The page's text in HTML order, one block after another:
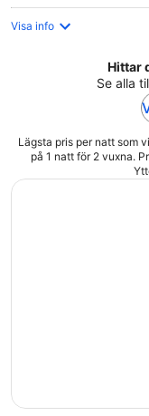
Visa info
Hittar
Se alla
Lägsta pris per natt som
på 1 natt för 2 vuxna.